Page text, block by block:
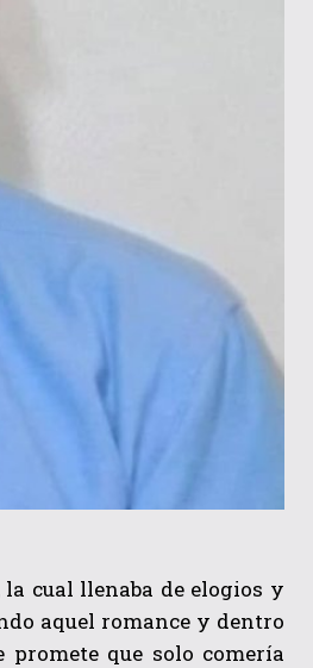
cual llenaba de elogios y
aquel romance y dentro
que solo comería